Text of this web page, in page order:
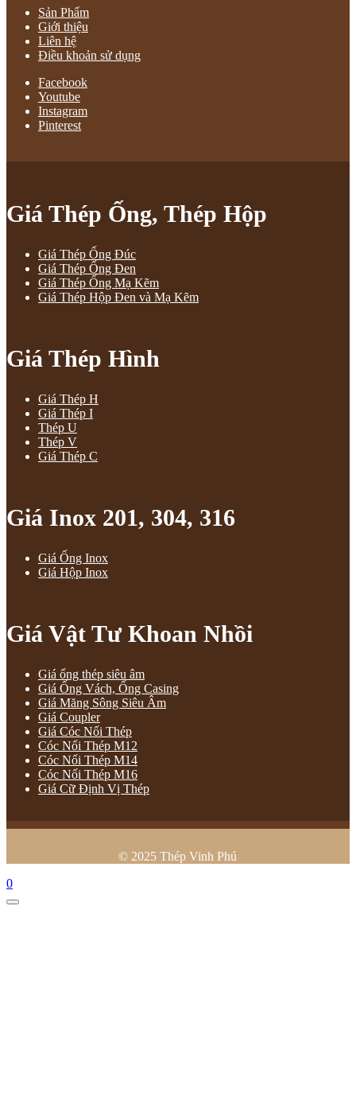
Sản Phẩm
Giới thiệu
Liên hệ
Điều khoản sử dụng
Facebook
Youtube
Instagram
Pinterest
Giá Thép Ống, Thép Hộp
Giá Thép Ống Đúc
Giá Thép Ống Đen
Giá Thép Ống Mạ Kẽm
Giá Thép Hộp Đen và Mạ Kẽm
Giá Thép Hình
Giá Thép H
Giá Thép I
Thép U
Thép V
Giá Thép C
Giá Inox 201, 304, 316
Giá Ống Inox
Giá Hộp Inox
Giá Vật Tư Khoan Nhồi
Giá ống thép siêu âm
Giá Ống Vách, Ống Casing
Giá Măng Sông Siêu Âm
Giá Coupler
Giá Cóc Nối Thép
Cóc Nối Thép M12
Cóc Nối Thép M14
Cóc Nối Thép M16
Giá Cữ Định Vị Thép
© 2025 Thép Vinh Phú
0